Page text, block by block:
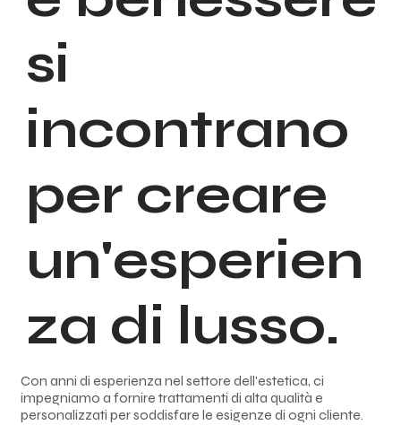
si
incontrano
per creare
un'esperien
za di lusso.
Con anni di esperienza nel settore dell'estetica, ci
impegniamo a fornire trattamenti di alta qualità e
personalizzati per soddisfare le esigenze di ogni cliente.